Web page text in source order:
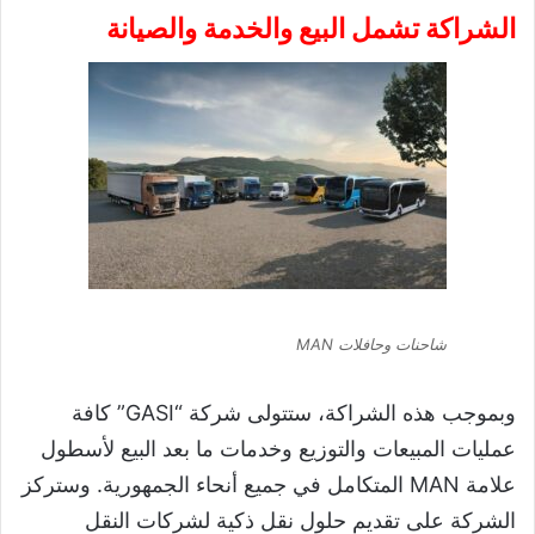
الشراكة تشمل البيع والخدمة والصيانة
شاحنات وحافلات MAN
وبموجب هذه الشراكة، ستتولى شركة “GASI” كافة
عمليات المبيعات والتوزيع وخدمات ما بعد البيع لأسطول
علامة MAN المتكامل في جميع أنحاء الجمهورية. وستركز
الشركة على تقديم حلول نقل ذكية لشركات النقل